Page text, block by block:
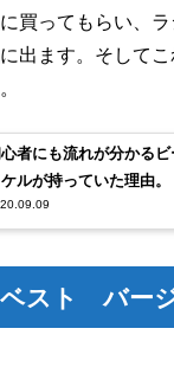
買ってもらい、
出ます。そして
者にも流れが分かる
ルが持っていた理由。
ベスト バー